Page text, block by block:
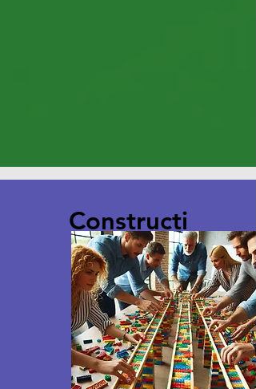
Constructi
on
Collabora
tive avec
LEGO®